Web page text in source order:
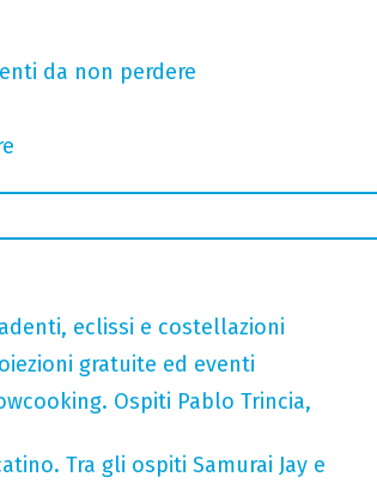
da non perdere
eclissi e costellazioni
gratuite ed eventi
Ospiti Pablo Trincia,
Tra gli ospiti Samurai Jay e